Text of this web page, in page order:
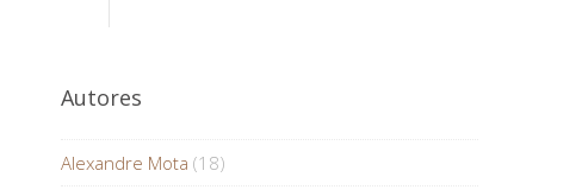
Autores
Alexandre Mota (18)